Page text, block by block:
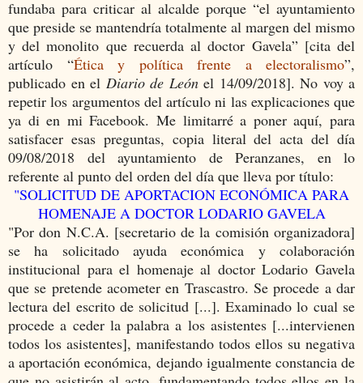
fundaba para criticar al alcalde porque “el ayuntamiento
que preside se mantendría totalmente al margen del mismo
y del monolito que recuerda al doctor Gavela” [cita del
artículo “Ética y política frente a electoralismo”,
publicado en el Diario de Leónel 14/09/2018]. No voy a
repetir los argumentos del artículo ni las explicaciones que
ya di en mi Facebook. Me limitarré a poner aquí, para
satisfacer esas preguntas, copia literal del acta del día
09/08/2018 del ayuntamiento de Peranzanes, en lo
referente al punto del orden del día que lleva por título:
"SOLICITUD DE APORTACION ECONÓMICA PARA
HOMENAJE A DOCTOR LODARIO GAVELA
"Por don N.C.A. [secretario de la comisión organizadora]
se ha solicitado ayuda económica y colaboración
institucional para el homenaje al doctor Lodario Gavela
que se pretende acometer en Trascastro. Se procede a dar
lectura del escrito de solicitud [...]. Examinado lo cual se
procede a ceder la palabra a los asistentes [...intervienen
todos los asistentes], manifestando todos ellos su negativa
a aportación económica, dejando igualmente constancia de